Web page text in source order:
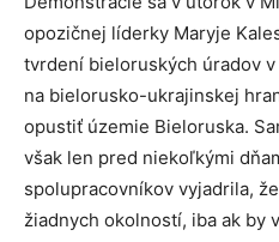
opozičnej líderky Maryje
tvrdení bieloruských úradov
na bielorusko-ukrajinskej
opustiť územie Bieloruska.
však len pred niekoľkými
spolupracovníkov vyjadrila,
žiadnych okolností, iba ak by